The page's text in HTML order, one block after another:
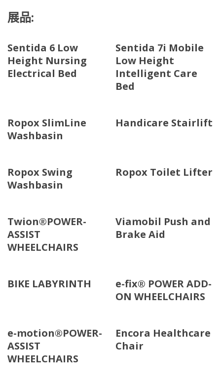
展品:
Sentida 6 Low
Height Nursing
Electrical Bed
Sentida 7i Mobile
Low Height
Intelligent Care
Bed
Ropox SlimLine
Washbasin
Handicare Stairlift
Ropox Swing
Washbasin
Ropox Toilet Lifter
Twion®POWER-
ASSIST
WHEELCHAIRS
Viamobil Push and
Brake Aid
BIKE LABYRINTH
e-fix® POWER ADD-
ON WHEELCHAIRS
e-motion®POWER-
ASSIST
WHEELCHAIRS
Encora Healthcare
Chair